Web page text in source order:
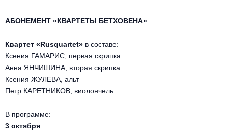
Поп и эстрада
Альтернатива
Классическая музыка
Круиз Фест
Open-air на ВДНХ
Известные актёры
Творческий вечер
Балет
Детский концерт
Детский спектакль
Детское шоу
Детский мюзикл
Все события
АБОНЕМЕНТ «КВАРТЕТЫ БЕТХОВЕНА»
Квартет «Rusquartet» в составе:
Ксения ГАМАРИС, первая скрипка
Анна ЯНЧИШИНА, вторая скрипка
Ксения ЖУЛЕВА, альт
Петр КАРЕТНИКОВ, виолончель
В программе:
3 октября